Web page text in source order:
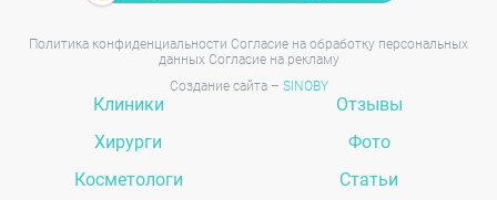
Политика конфиденциальности Согласие на обработку персональных
данных Согласие на рекламу
Создание сайта – SINOBY
Клиники
Хирурги
Косметологи
Отзывы
Фото
Статьи